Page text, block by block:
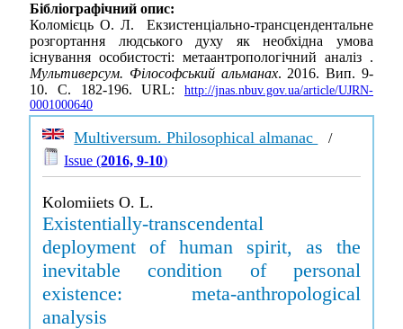
Бібліографічний опис:
Коломієць О. Л. Екзистенціально-трансцендентальне
розгортання людського духу як необхідна умова
існування особистості: метаантропологічний аналіз .
Мультиверсум. Філософський альманах. 2016. Вип. 9-
10. С. 182-196. URL: http://jnas.nbuv.gov.ua/article/UJRN-
0001000640
Multiversum. Philosophical almanac
/
Issue (2016, 9-10)
Kolomiiets O. L.
Existentially-transcendental
deployment of human spirit, as the
inevitable condition of personal
existence: meta-anthropological
analysis